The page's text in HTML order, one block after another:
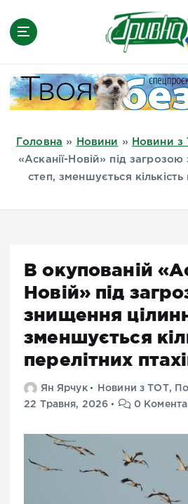
Миколаїв,
Головна » Новини » Новини з
«Асканії-Новій» під
степ, зменшується кількість
В окупованій
Новій» під
знищення
зменшується
перелітних
Ян Ярчук Новини з ТОТ,
22 Травня, 2026
0